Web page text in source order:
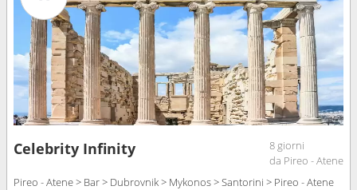
Celebrity Infinity
8 giorni
da Pireo - Atene
Pireo - Atene > Bar > Dubrovnik > Mykonos > Santorini > Pireo - Atene